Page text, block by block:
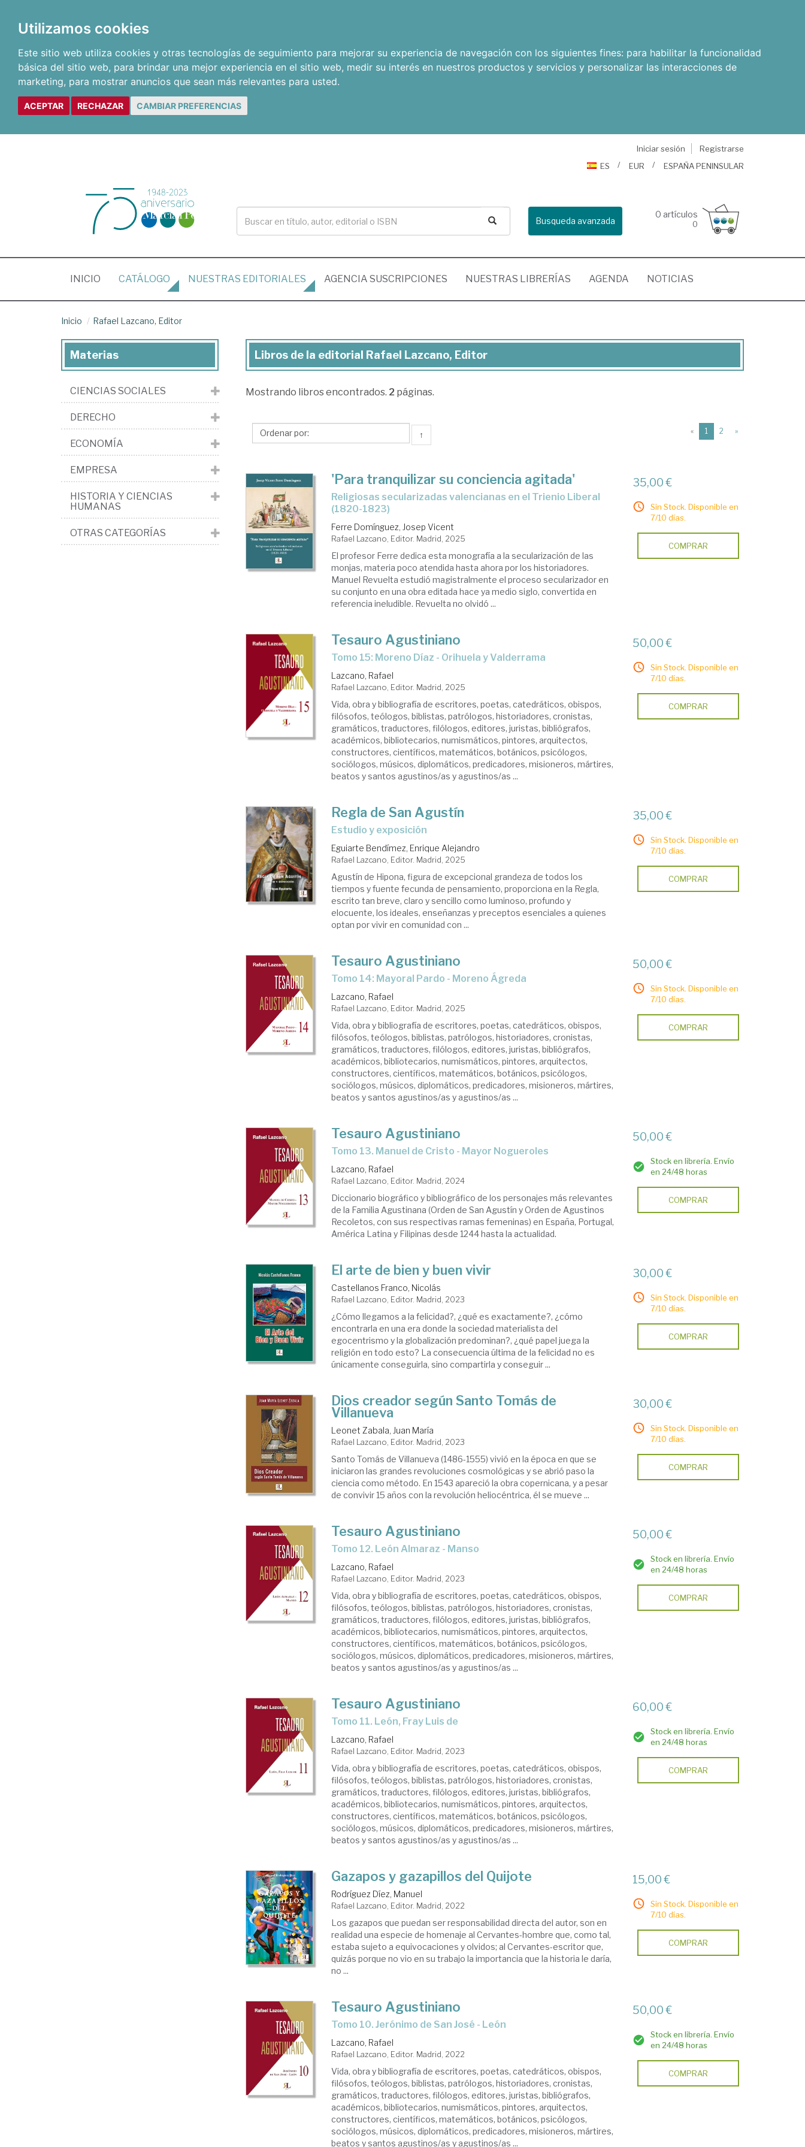
Utilizamos cookies
Este sitio web utiliza cookies y otras tecnologías de seguimiento para mejorar su experiencia de navegación con los siguientes fines: para habilitar la funcionalidad
básica del sitio web, para brindar una mejor experiencia en el sitio web, medir su interés en nuestros productos y servicios y personalizar las interacciones de
marketing, para mostrar anuncios que sean más relevantes para usted.
ACEPTAR RECHAZAR CAMBIAR PREFERENCIAS
Iniciar sesión
Registrarse
ES
EUR ESPAÑA PENINSULAR
Busqueda avanzada
0 artículos
0
INICIO (CURRENT)
CATÁLOGO NUESTRAS EDITORIALES AGENCIA SUSCRIPCIONES NUESTRAS LIBRERÍAS AGENDA NOTICIAS
Inicio Rafael Lazcano, Editor
Libros
la
Rafael
Editor
Libros de la editorial Rafael Lazcano, Editor
Mostrando libros encontrados. 2 páginas.
↑ « 1 (current)
2 »
'Para tranquilizar su conciencia agitada'
Religiosas secularizadas valencianas en el Trienio Liberal
(1820-1823)
Ferre Domínguez, Josep Vicent
Rafael Lazcano, Editor. Madrid, 2025
El profesor Ferre dedica esta monografía a la secularización de las
monjas, materia poco atendida hasta ahora por los historiadores.
Manuel Revuelta estudió magistralmente el proceso secularizador en
su conjunto en una obra editada hace ya medio siglo, convertida en
referencia ineludible. Revuelta no olvidó ...
35,00 €
Sin Stock. Disponible en
7/10 días.
COMPRAR
Tesauro Agustiniano
Tomo 15: Moreno Díaz - Orihuela y Valderrama
Lazcano, Rafael
Rafael Lazcano, Editor. Madrid, 2025
Vida, obra y bibliografía de escritores, poetas, catedráticos, obispos,
filósofos, teólogos, biblistas, patrólogos, historiadores, cronistas,
gramáticos, traductores, filólogos, editores, juristas, bibliógrafos,
académicos, bibliotecarios, numismáticos, pintores, arquitectos,
constructores, científicos, matemáticos, botánicos, psicólogos,
sociólogos, músicos, diplomáticos, predicadores, misioneros, mártires,
beatos y santos agustinos/as y agustinos/as ...
50,00 €
Sin Stock. Disponible en
7/10 días.
COMPRAR
Regla de San Agustín
Estudio y exposición
Eguiarte Bendímez, Enrique Alejandro
Rafael Lazcano, Editor. Madrid, 2025
Agustín de Hipona, figura de excepcional grandeza de todos los
tiempos y fuente fecunda de pensamiento, proporciona en la Regla,
escrito tan breve, claro y sencillo como luminoso, profundo y
elocuente, los ideales, enseñanzas y preceptos esenciales a quienes
optan por vivir en comunidad con ...
35,00 €
Sin Stock. Disponible en
7/10 días.
COMPRAR
Tesauro Agustiniano
Tomo 14: Mayoral Pardo - Moreno Ágreda
Lazcano, Rafael
Rafael Lazcano, Editor. Madrid, 2025
Vida, obra y bibliografía de escritores, poetas, catedráticos, obispos,
filósofos, teólogos, biblistas, patrólogos, historiadores, cronistas,
gramáticos, traductores, filólogos, editores, juristas, bibliógrafos,
académicos, bibliotecarios, numismáticos, pintores, arquitectos,
constructores, científicos, matemáticos, botánicos, psicólogos,
sociólogos, músicos, diplomáticos, predicadores, misioneros, mártires,
beatos y santos agustinos/as y agustinos/as ...
50,00 €
Sin Stock. Disponible en
7/10 días.
COMPRAR
Tesauro Agustiniano
Tomo 13. Manuel de Cristo - Mayor Nogueroles
Lazcano, Rafael
Rafael Lazcano, Editor. Madrid, 2024
Diccionario biográfico y bibliográfico de los personajes más relevantes
de la Familia Agustinana (Orden de San Agustín y Orden de Agustinos
Recoletos, con sus respectivas ramas femeninas) en España, Portugal,
América Latina y Filipinas desde 1244 hasta la actualidad.
50,00 €
Stock en librería. Envío
en 24/48 horas
COMPRAR
El arte de bien y buen vivir
Castellanos Franco, Nicolás
Rafael Lazcano, Editor. Madrid, 2023
¿Cómo llegamos a la felicidad?, ¿qué es exactamente?, ¿cómo
encontrarla en una era donde la sociedad materialista del
egocentrismo y la globalización predominan?, ¿qué papel juega la
religión en todo esto? La consecuencia última de la felicidad no es
únicamente conseguirla, sino compartirla y conseguir ...
30,00 €
Sin Stock. Disponible en
7/10 días.
COMPRAR
Dios creador según Santo Tomás de
Villanueva
Leonet Zabala, Juan María
Rafael Lazcano, Editor. Madrid, 2023
Santo Tomás de Villanueva (1486-1555) vivió en la época en que se
iniciaron las grandes revoluciones cosmológicas y se abrió paso la
ciencia como método. En 1543 apareció la obra copernicana, y a pesar
de convivir 15 años con la revolución heliocéntrica, él se mueve ...
30,00 €
Sin Stock. Disponible en
7/10 días.
COMPRAR
Tesauro Agustiniano
Tomo 12. León Almaraz - Manso
Lazcano, Rafael
Rafael Lazcano, Editor. Madrid, 2023
Vida, obra y bibliografía de escritores, poetas, catedráticos, obispos,
filósofos, teólogos, biblistas, patrólogos, historiadores, cronistas,
gramáticos, traductores, filólogos, editores, juristas, bibliógrafos,
académicos, bibliotecarios, numismáticos, pintores, arquitectos,
constructores, científicos, matemáticos, botánicos, psicólogos,
sociólogos, músicos, diplomáticos, predicadores, misioneros, mártires,
beatos y santos agustinos/as y agustinos/as ...
50,00 €
Stock en librería. Envío
en 24/48 horas
COMPRAR
Tesauro Agustiniano
Tomo 11. León, Fray Luis de
Lazcano, Rafael
Rafael Lazcano, Editor. Madrid, 2023
Vida, obra y bibliografía de escritores, poetas, catedráticos, obispos,
filósofos, teólogos, biblistas, patrólogos, historiadores, cronistas,
gramáticos, traductores, filólogos, editores, juristas, bibliógrafos,
académicos, bibliotecarios, numismáticos, pintores, arquitectos,
constructores, científicos, matemáticos, botánicos, psicólogos,
sociólogos, músicos, diplomáticos, predicadores, misioneros, mártires,
beatos y santos agustinos/as y agustinos/as ...
60,00 €
Stock en librería. Envío
en 24/48 horas
COMPRAR
Gazapos y gazapillos del Quijote
Rodríguez Díez, Manuel
Rafael Lazcano, Editor. Madrid, 2022
Los gazapos que puedan ser responsabilidad directa del autor, son en
realidad una especie de homenaje al Cervantes-hombre que, como tal,
estaba sujeto a equivocaciones y olvidos; al Cervantes-escritor que,
quizás porque no vio en su trabajo la importancia que la historia le daría,
no ...
15,00 €
Sin Stock. Disponible en
7/10 días.
COMPRAR
Tesauro Agustiniano
Tomo 10. Jerónimo de San José - León
Lazcano, Rafael
Rafael Lazcano, Editor. Madrid, 2022
Vida, obra y bibliografía de escritores, poetas, catedráticos, obispos,
filósofos, teólogos, biblistas, patrólogos, historiadores, cronistas,
gramáticos, traductores, filólogos, editores, juristas, bibliógrafos,
académicos, bibliotecarios, numismáticos, pintores, arquitectos,
constructores, científicos, matemáticos, botánicos, psicólogos,
sociólogos, músicos, diplomáticos, predicadores, misioneros, mártires,
beatos y santos agustinos/as y agustinos/as ...
50,00 €
Stock en librería. Envío
en 24/48 horas
COMPRAR
Materias
CIENCIAS SOCIALES
DERECHO
ECONOMÍA
EMPRESA
HISTORIA Y CIENCIAS
HUMANAS
OTRAS CATEGORÍAS